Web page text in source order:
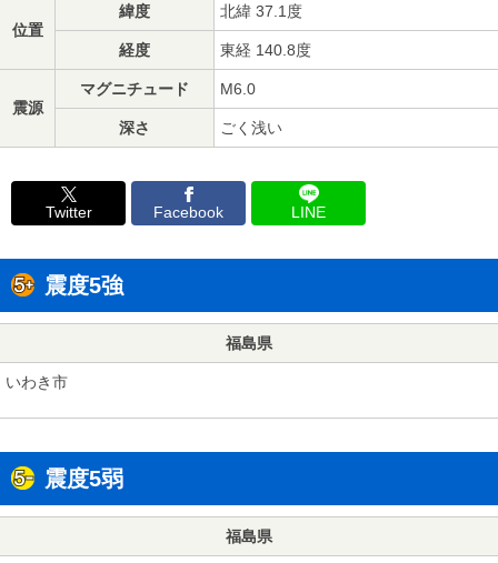
位置
緯度 北緯 37.1度
経度 東経 140.8度
震源
マグニチュード M6.0
深さ ごく浅い
Twitter Facebook LINE
震度5強
福島県
いわき市
震度5弱
福島県